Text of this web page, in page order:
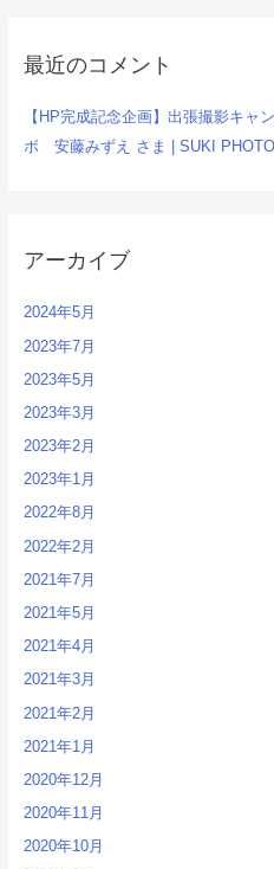
最近のコメント
【HP完成記念企画】出張撮影キャ
ボ 安藤みずえ さま | SUKI
アーカイブ
2024年5月
2023年7月
2023年5月
2023年3月
2023年2月
2023年1月
2022年8月
2022年2月
2021年7月
2021年5月
2021年4月
2021年3月
2021年2月
2021年1月
2020年12月
2020年11月
2020年10月